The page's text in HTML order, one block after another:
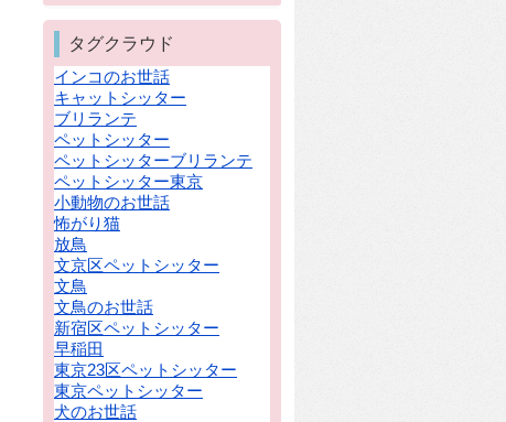
タグクラウド
インコのお世話
キャットシッター
ブリランテ
ペットシッター
ペットシッターブリランテ
ペットシッター東京
小動物のお世話
怖がり猫
放鳥
文京区ペットシッター
文鳥
文鳥のお世話
新宿区ペットシッター
早稲田
東京23区ペットシッター
東京ペットシッター
犬のお世話